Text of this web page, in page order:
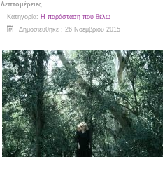
Λεπτομέρειες
Κατηγορία: Η παράσταση που θέλω
Δημοσιεύθηκε : 26 Νοεμβρίου 2015